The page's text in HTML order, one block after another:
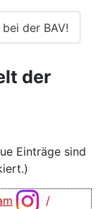
der BAV!
der
Einträge sind
/